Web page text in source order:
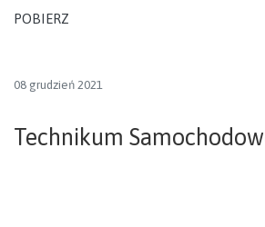
POBIERZ
08 grudzień 2021
Technikum